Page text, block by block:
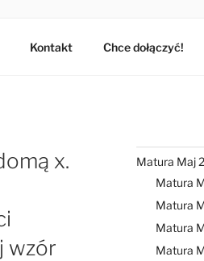
Kontakt Chce dołączyć!
x.
wzór
Matura Maj
Matura
Matura
Matura
Matura